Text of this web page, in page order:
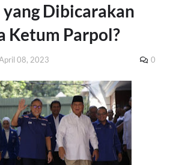
Dibicarakan
Ketum Parpol?
08, 2023 0